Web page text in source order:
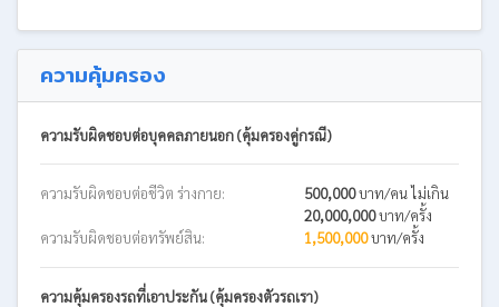
ความคุ้มครอง
ความรับผิดชอบต่อบุคคลภายนอก (คุ้มครองคู่กรณี)
ความรับผิดชอบต่อชีวิต ร่างกาย: 500,000บาท/คน ไม่เกิน
20,000,000บาท/ครั้ง
ความรับผิดชอบต่อทรัพย์สิน:
1,500,000บาท/ครั้ง
ความคุ้มครองรถที่เอาประกัน (คุ้มครองตัวรถเรา)